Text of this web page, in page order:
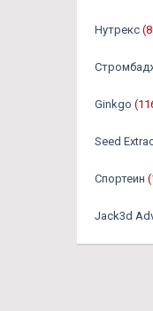
Нутрекс
Ginkgo
Seed
Спортеин
Jack3d